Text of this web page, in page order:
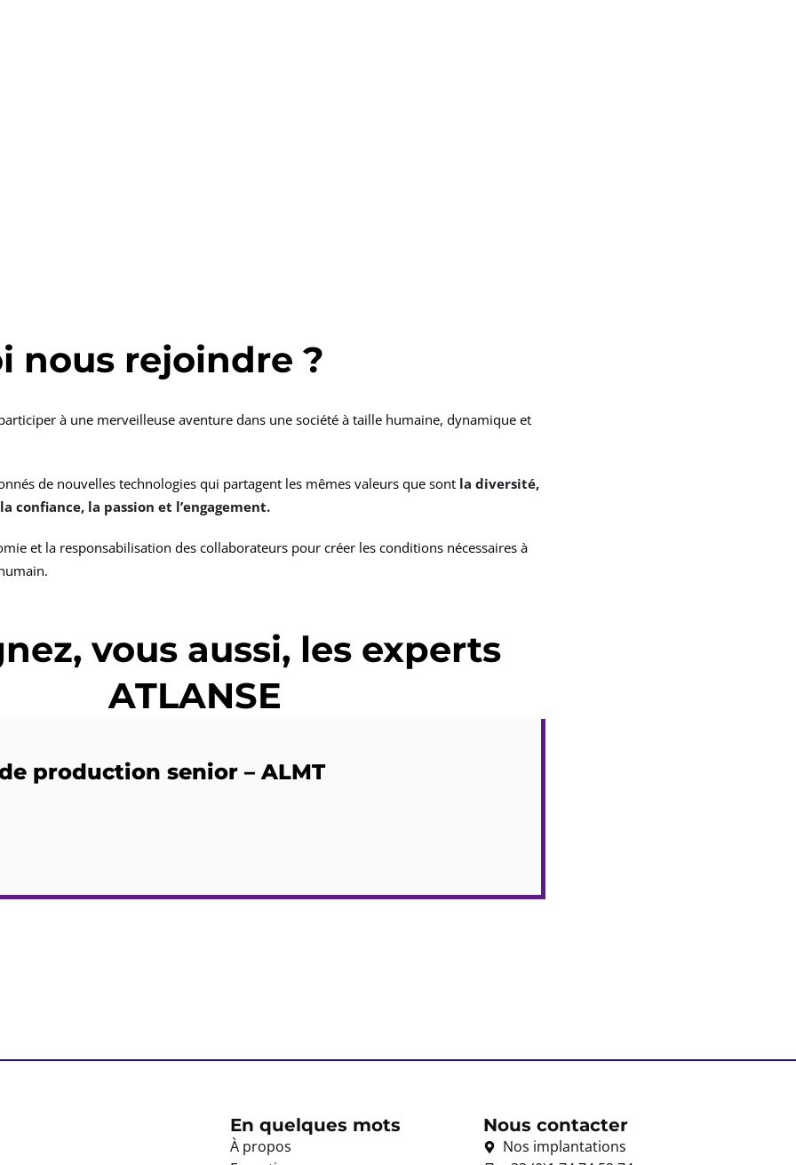
nous rejoindre ?
participer à une merveilleuse aventure dans une société à taille humaine, dynamique et
de nouvelles technologies qui partagent les mêmes valeurs que sont la diversité,
confiance, la passion et l’engagement.
et la responsabilisation des collaborateurs pour créer les conditions nécessaires à
vous aussi, les experts
ATLANSE
production senior – ALMT
En quelques mots
À propos
Nous contacter
Nos implantations